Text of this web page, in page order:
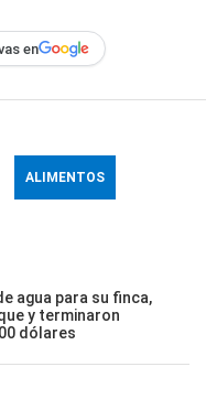
en
ALIMENTOS
agua para su finca,
y terminaron
dólares